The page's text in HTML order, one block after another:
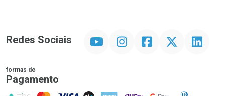
Redes Sociais InstagramFacebookTwitter Linkedin
formas de
Pagamento